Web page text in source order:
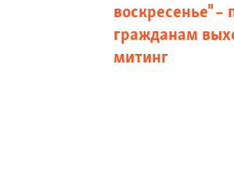
воскресенье" –
гражданам
митинг